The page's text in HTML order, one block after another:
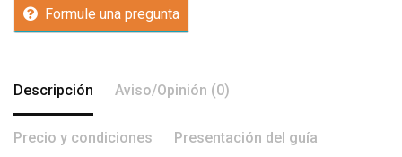
Formule una pregunta
Descripción Aviso/Opinión (0)
Precio y condiciones Presentación del guía